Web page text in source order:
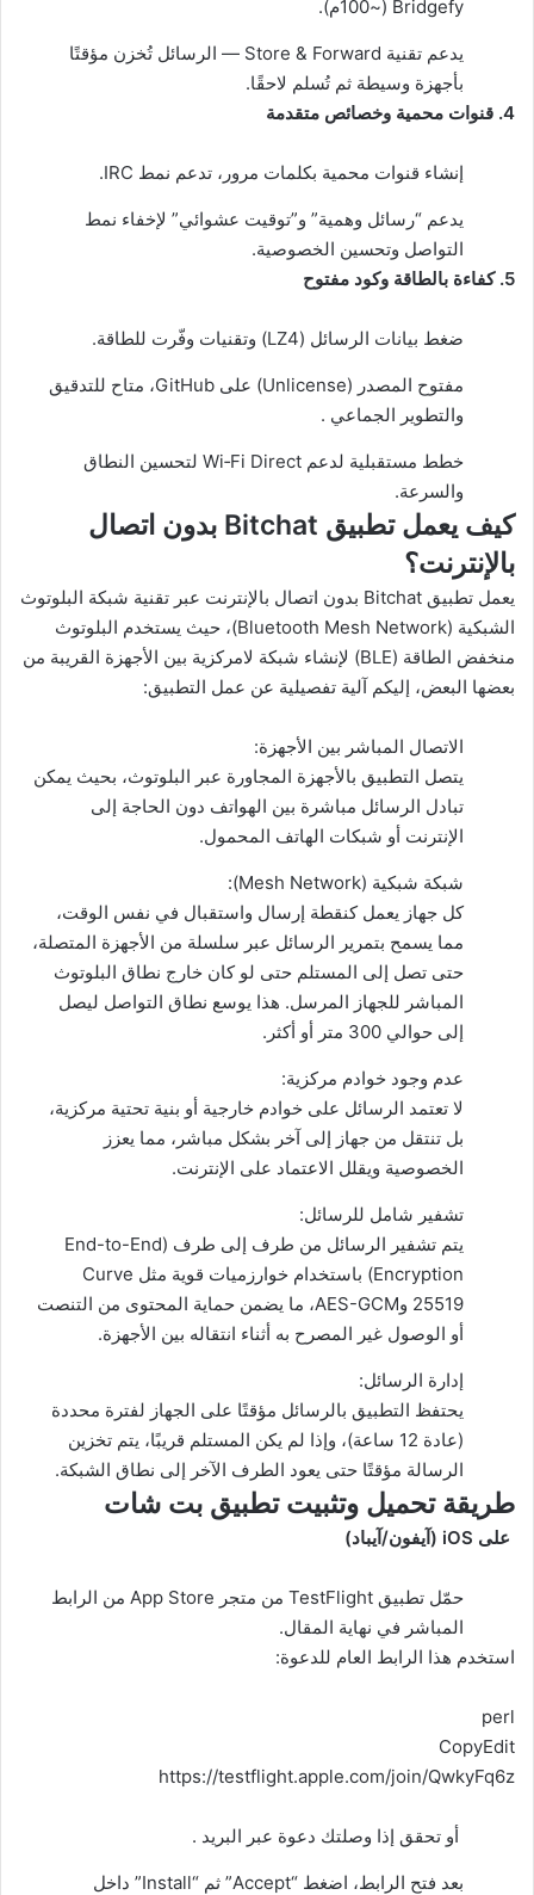
Bridgefy (~100⁠م).
يدعم تقنية Store & Forward — الرسائل تُخزن مؤقتًا
بأجهزة وسيطة ثم تُسلم لاحقًا.
4. قنوات محمية وخصائص متقدمة
إنشاء قنوات محمية بكلمات مرور، تدعم نمط IRC.
يدعم “رسائل وهمية” و”توقيت عشوائي” لإخفاء نمط
التواصل وتحسين الخصوصية.
5. كفاءة بالطاقة وكود مفتوح
ضغط بيانات الرسائل (LZ4) وتقنيات وفّرت للطاقة.
مفتوح المصدر (Unlicense) على GitHub، متاح للتدقيق
والتطوير الجماعي .
خطط مستقبلية لدعم Wi‑Fi Direct لتحسين النطاق
والسرعة.
كيف يعمل تطبيق Bitchat بدون اتصال
بالإنترنت؟
يعمل تطبيق Bitchat بدون اتصال بالإنترنت عبر تقنية شبكة البلوتوث
الشبكية (Bluetooth Mesh Network)، حيث يستخدم البلوتوث
منخفض الطاقة (BLE) لإنشاء شبكة لامركزية بين الأجهزة القريبة من
بعضها البعض، إليكم آلية تفصيلية عن عمل التطبيق:
الاتصال المباشر بين الأجهزة:
يتصل التطبيق بالأجهزة المجاورة عبر البلوتوث، بحيث يمكن
تبادل الرسائل مباشرة بين الهواتف دون الحاجة إلى
الإنترنت أو شبكات الهاتف المحمول.
شبكة شبكية (Mesh Network):
كل جهاز يعمل كنقطة إرسال واستقبال في نفس الوقت،
مما يسمح بتمرير الرسائل عبر سلسلة من الأجهزة المتصلة،
حتى تصل إلى المستلم حتى لو كان خارج نطاق البلوتوث
المباشر للجهاز المرسل. هذا يوسع نطاق التواصل ليصل
إلى حوالي 300 متر أو أكثر.
عدم وجود خوادم مركزية:
لا تعتمد الرسائل على خوادم خارجية أو بنية تحتية مركزية،
بل تنتقل من جهاز إلى آخر بشكل مباشر، مما يعزز
الخصوصية ويقلل الاعتماد على الإنترنت.
تشفير شامل للرسائل:
يتم تشفير الرسائل من طرف إلى طرف (End-to-End
Encryption) باستخدام خوارزميات قوية مثل Curve
25519 وAES-GCM، ما يضمن حماية المحتوى من التنصت
أو الوصول غير المصرح به أثناء انتقاله بين الأجهزة.
إدارة الرسائل:
يحتفظ التطبيق بالرسائل مؤقتًا على الجهاز لفترة محددة
(عادة 12 ساعة)، وإذا لم يكن المستلم قريبًا، يتم تخزين
الرسالة مؤقتًا حتى يعود الطرف الآخر إلى نطاق الشبكة.
طريقة تحميل وتثبيت تطبيق بت شات
على iOS (آيفون/آيباد)
حمّل تطبيق TestFlight من متجر App Store من الرابط
المباشر في نهاية المقال.
استخدم هذا الرابط العام للدعوة:
perl
CopyEdit
https://testflight.apple.com/join/QwkyFq6z
أو تحقق إذا وصلتك دعوة عبر البريد .
بعد فتح الرابط، اضغط “Accept” ثم “Install” داخل